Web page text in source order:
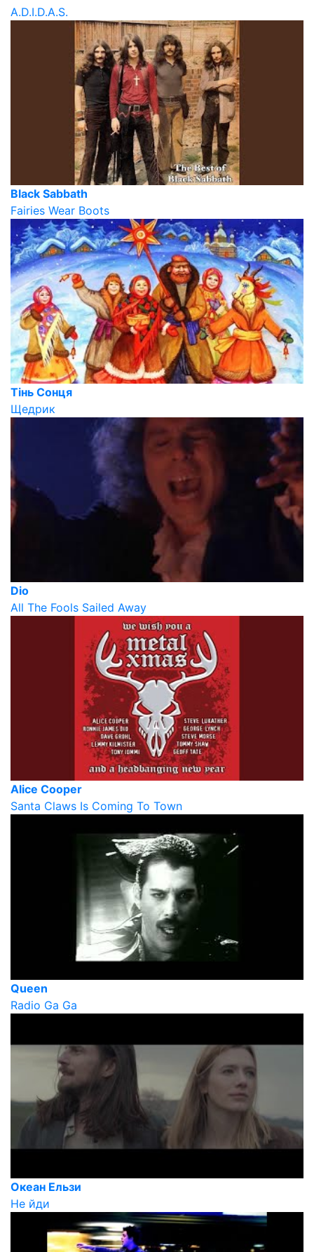
A.D.I.D.A.S.
Black Sabbath
Fairies Wear Boots
Тінь Сонця
Щедрик
Dio
All The Fools Sailed Away
Alice Cooper
Santa Claws Is Coming To Town
Queen
Radio Ga Ga
Океан Ельзи
Не йди